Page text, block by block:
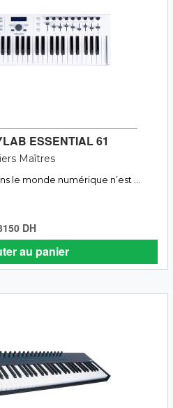
ESSENTIAL 61
Maîtres
le monde numérique n’est ...
DH
au panier